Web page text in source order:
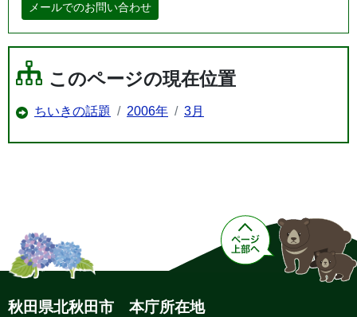
メールでのお問い合わせ
このページの現在位置
ちいきの話題 2006年 3月
秋田県北秋田市 本庁所在地